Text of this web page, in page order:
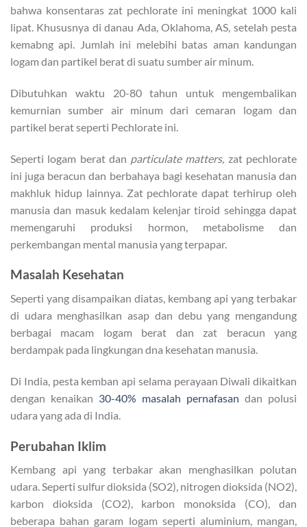
bahwa konsentaras zat pechlorate ini meningkat 1000 kali
lipat. Khususnya di danau Ada, Oklahoma, AS, setelah pesta
kemabng api. Jumlah ini melebihi batas aman kandungan
logam dan partikel berat di suatu sumber air minum.
Dibutuhkan waktu 20-80 tahun untuk mengembalikan
kemurnian sumber air minum dari cemaran logam dan
partikel berat seperti Pechlorate ini.
Seperti logam berat dan particulate matters, zat pechlorate
ini juga beracun dan berbahaya bagi kesehatan manusia dan
makhluk hidup lainnya. Zat pechlorate dapat terhirup oleh
manusia dan masuk kedalam kelenjar tiroid sehingga dapat
memengaruhi produksi hormon, metabolisme dan
perkembangan mental manusia yang terpapar.
Masalah Kesehatan
Seperti yang disampaikan diatas, kembang api yang terbakar
di udara menghasilkan asap dan debu yang mengandung
berbagai macam logam berat dan zat beracun yang
berdampak pada lingkungan dna kesehatan manusia.
Di India, pesta kemban api selama perayaan Diwali dikaitkan
dengan kenaikan 30-40% masalah pernafasan dan polusi
udara yang ada di India.
Perubahan Iklim
Kembang api yang terbakar akan menghasilkan polutan
udara. Seperti sulfur dioksida (SO2), nitrogen dioksida (NO2),
karbon dioksida (CO2), karbon monoksida (CO), dan
beberapa bahan garam logam seperti aluminium, mangan,